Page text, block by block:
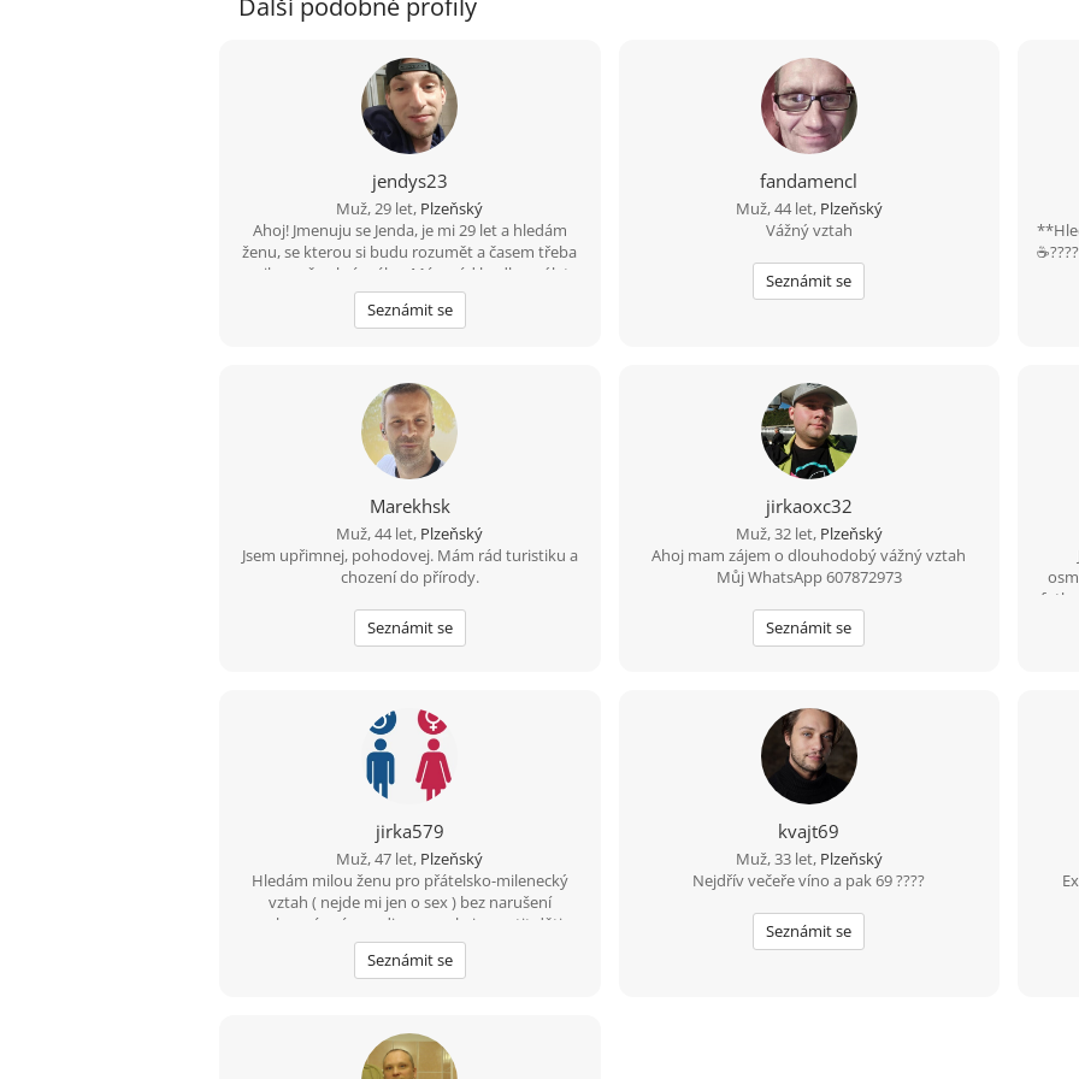
Další podobné profily
jendys23
Muž, 29 let, Plzeňský
Ahoj! Jmenuju se Jenda, je mi 29 let a hledám
ženu, se kterou si budu rozumět a časem třeba
vznikne něco krásného. Mám rád hudbu, výlety,
upřímnost a smysl pro humor. Nehledám
dokonalost, ale někoho, kdo je sám sebou, umí
zážitky a věříš, že nejlepší vztahy začínají
obyčejnou zprávou, budu rád, když se ozveš.
Seznámit se
fandamencl
Muž, 44 let, Plzeňský
Vážný vztah
Seznámit se
Marekhsk
Muž, 44 let, Plzeňský
Jsem upřimnej, pohodovej. Mám rád turistiku a
chození do přírody.
Seznámit se
jirkaoxc32
Muž, 32 let, Plzeňský
Ahoj mam zájem o dlouhodobý vážný vztah
Můj WhatsApp 607872973
Seznámit se
jirka579
Muž, 47 let, Plzeňský
Hledám milou ženu pro přátelsko-milenecký
vztah ( nejde mi jen o sex ) bez narušení
soukromí, mám rodinu a nechci opustit děti .
Prostě potřebuji utéct od stereotypu
Seznámit se
kvajt69
Muž, 33 let, Plzeňský
Nejdřív večeře víno a pak 69 ????
Seznámit se